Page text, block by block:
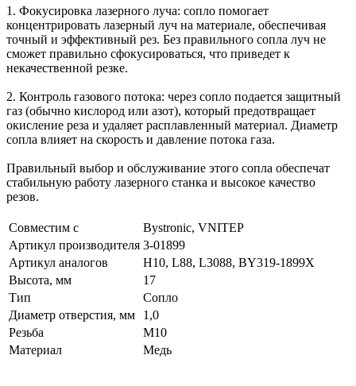
1. Фокусировка лазерного луча: сопло помогает
концентрировать лазерный луч на материале, обеспечивая
точный и эффективный рез. Без правильного сопла луч не
сможет правильно сфокусироваться, что приведет к
некачественной резке.
2. Контроль газового потока: через сопло подается защитный
газ (обычно кислород или азот), который предотвращает
окисление реза и удаляет расплавленный материал. Диаметр
сопла влияет на скорость и давление потока газа.
Правильный выбор и обслуживание этого сопла обеспечат
стабильную работу лазерного станка и высокое качество
резов.
Совместим с
Bystronic, VNITEP
Артикул производителя 3-01899
Артикул аналогов
H10, L88, L3088, BY319-1899X
Высота, мм
17
Тип
Сопло
Диаметр отверстия, мм
1,0
Резьба
М10
Материал
Медь